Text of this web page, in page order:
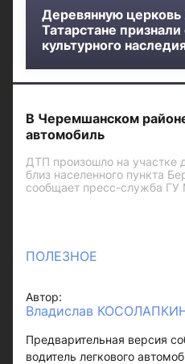
Деревянную церковь
Татарстане
культурного
В Черемшанском
автомобиль
ДТП произошло на участке
близ населенного пункта
сообщает пресс-служба
ПОЛЕЗНОЕ
Автор:
Владислав
Предварительная версия
водитель легкового